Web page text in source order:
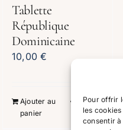
Pour offrir
les
consentir
Tablette
République
Dominicaine
10,00€
Ajouter au
panier
Aperçu